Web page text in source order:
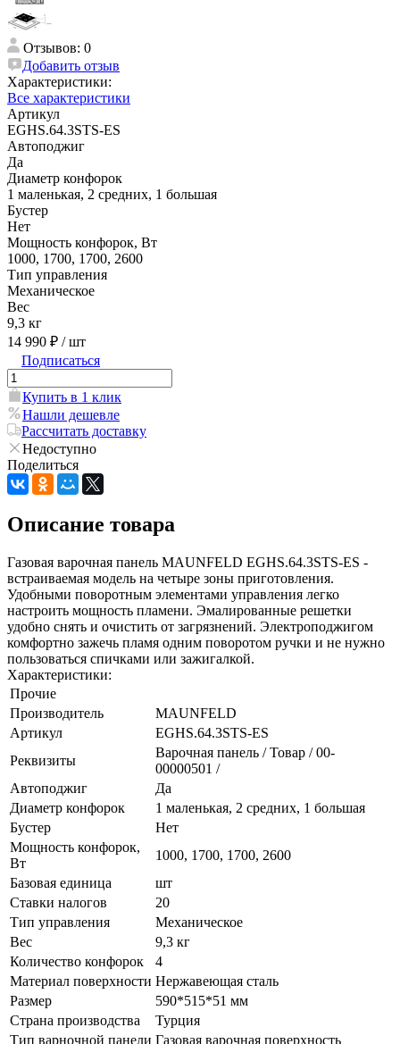
Отзывов: 0
Добавить отзыв
Характеристики:
Все характеристики
Артикул
EGHS.64.3STS-ES
Автоподжиг
Да
Диаметр конфорок
1 маленькая, 2 средних, 1 большая
Бустер
Нет
Мощность конфорок, Вт
1000, 1700, 1700, 2600
Тип управления
Механическое
Вес
9,3 кг
14 990 ₽ / шт
Подписаться
Купить в 1 клик
Нашли дешевле
Рассчитать доставку
Недоступно
Поделиться
Описание товара
Газовая варочная панель MAUNFELD EGHS.64.3STS-ES -
встраиваемая модель на четыре зоны приготовления.
Удобными поворотным элементами управления легко
настроить мощность пламени. Эмалированные решетки
удобно снять и очистить от загрязнений. Электроподжигом
комфортно зажечь пламя одним поворотом ручки и не нужно
пользоваться спичками или зажигалкой.
Характеристики:
Прочие
Производитель
MAUNFELD
Артикул
EGHS.64.3STS-ES
Реквизиты
Варочная панель / Товар / 00-
00000501 /
Автоподжиг
Да
Диаметр конфорок
1 маленькая, 2 средних, 1 большая
Бустер
Нет
Мощность конфорок,
Вт
1000, 1700, 1700, 2600
Базовая единица
шт
Ставки налогов
20
Тип управления
Механическое
Вес
9,3 кг
Количество конфорок
4
Материал поверхности Нержавеющая сталь
Размер
590*515*51 мм
Страна производства
Турция
Тип варночной панели Газовая варочная поверхность